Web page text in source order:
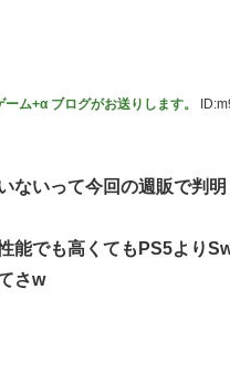
ム+α ブログがお送りします。
ないって今回の週販で判
能でも高くてもPS5より
さw